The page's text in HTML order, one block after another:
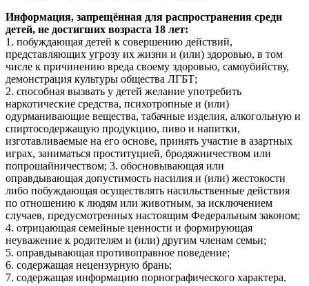
Информация, запрещённая для распространения среди
детей, не достигших возраста 18 лет:
1. побуждающая детей к совершению действий,
представляющих угрозу их жизни и (или) здоровью, в том
числе к причинению вреда своему здоровью, самоубийству,
демонстрация культуры общества ЛГБТ;
2. способная вызвать у детей желание употребить
наркотические средства, психотропные и (или)
одурманивающие вещества, табачные изделия, алкогольную и
спиртосодержащую продукцию, пиво и напитки,
изготавливаемые на его основе, принять участие в азартных
играх, заниматься проституцией, бродяжничеством или
попрошайничеством; 3. обосновывающая или
оправдывающая допустимость насилия и (или) жестокости
либо побуждающая осуществлять насильственные действия
по отношению к людям или животным, за исключением
случаев, предусмотренных настоящим Федеральным законом;
4. отрицающая семейные ценности и формирующая
неуважение к родителям и (или) другим членам семьи;
5. оправдывающая противоправное поведение;
6. содержащая нецензурную брань;
7. содержащая информацию порнографического характера.